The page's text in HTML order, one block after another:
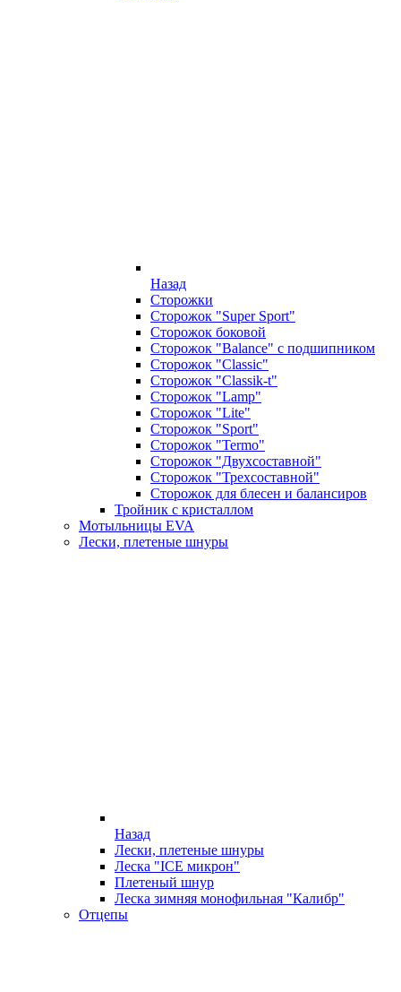
Назад
Сторожки
Сторожок "Super Sport"
Сторожок боковой
Сторожок "Balance" с подшипником
Сторожок "Classic"
Сторожок "Classik-t"
Сторожок "Lamp"
Сторожок "Lite"
Сторожок "Sport"
Сторожок "Termo"
Сторожок "Двухсоставной"
Сторожок "Трехсоставной"
Сторожок для блесен и балансиров
Тройник с кристаллом
Мотыльницы EVA
Лески, плетеные шнуры
Назад
Лески, плетеные шнуры
Леска "ICE микрон"
Плетеный шнур
Леска зимняя монофильная "Калибр"
Отцепы